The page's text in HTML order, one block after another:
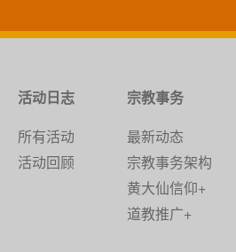
活动日志
所有活动
活动回顾
宗教事务
最新动态
宗教事务架构
黄大仙信仰+
道教推广+